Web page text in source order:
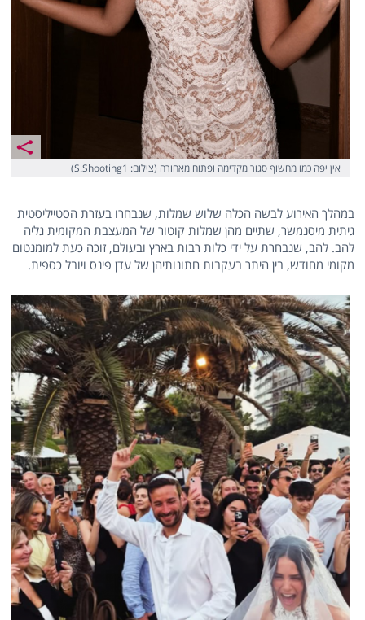
אין יפה כמו מחשוף סגור מקדימה ופתוח מאחורה (צילום: S.Shooting1)
במהלך האירוע לבשה הכלה שלוש שמלות, שנבחרו בעזרת הסטייליסטית
גיתית מיסנמשר, שתיים מהן שמלות קוטור של המעצבת המקומית גליה
להב. להב, שנבחרת על ידי כלות רבות בארץ ובעולם, זוכה כעת למומנטום
מקומי מחודש, בין היתר בעקבות חתונותיהן של עדן פינס ויובל כספית.